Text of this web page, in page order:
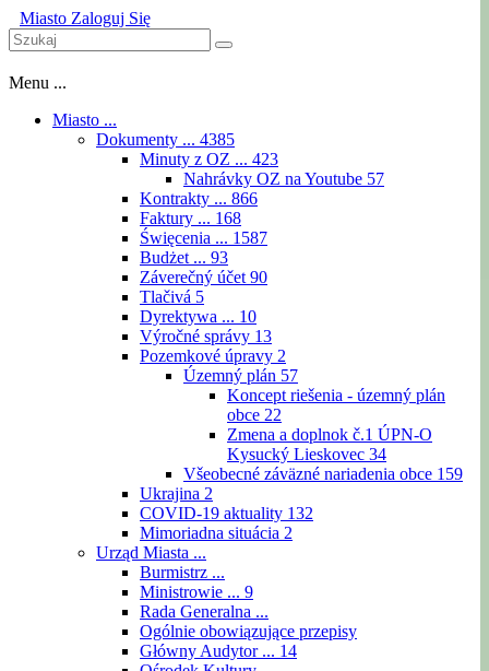
Miasto Zaloguj Się
Menu ...
Miasto ...
Dokumenty ... 4385
Minuty z OZ ... 423
Nahrávky OZ na Youtube 57
Kontrakty ... 866
Faktury ... 168
Święcenia ... 1587
Budżet ... 93
Záverečný účet 90
Tlačivá 5
Dyrektywa ... 10
Výročné správy 13
Pozemkové úpravy 2
Územný plán 57
Koncept riešenia - územný plán
obce 22
Zmena a doplnok č.1 ÚPN-O
Kysucký Lieskovec 34
Všeobecné záväzné nariadenia obce 159
Ukrajina 2
COVID-19 aktuality 132
Mimoriadna situácia 2
Urząd Miasta ...
Burmistrz ...
Ministrowie ... 9
Rada Generalna ...
Ogólnie obowiązujące przepisy
Główny Audytor ... 14